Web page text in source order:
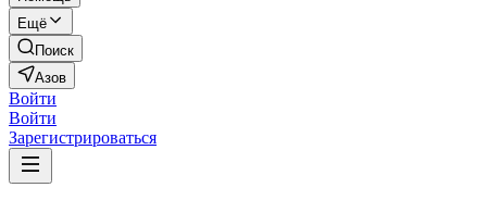
Ещё
Поиск
Азов
Войти
Войти
Зарегистрироваться